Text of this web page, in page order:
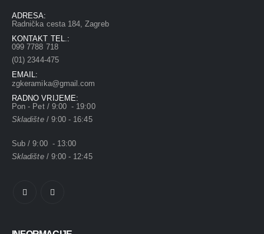
ADRESA:
Radnička cesta 184, Zagreb
KONTAKT TEL.:
099 7788 718
(01) 2344-475
EMAIL:
zgkeramika@gmail.com
RADNO VRIJEME:
Pon - Pet / 9:00 - 19:00
Skladište/ 9:00 - 16:45
Sub / 9:00 - 13:00
Skladište/ 9:00 - 12:45